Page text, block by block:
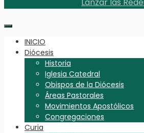
INICIO
Diócesis
Historia
Iglesia Catedral
Obispos de la Diócesis
Áreas Pastorales
Movimientos Apostólicos
Congregaciones
Curia